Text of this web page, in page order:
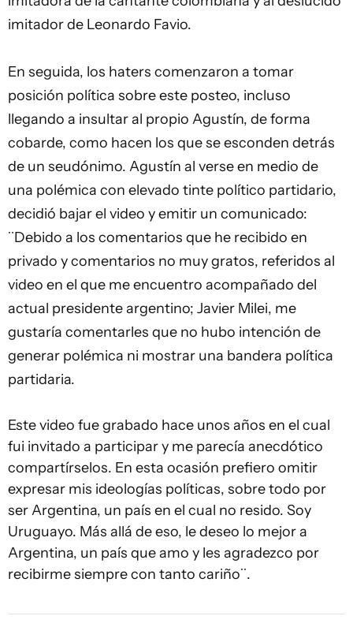
imitador de Leonardo Favio.
En seguida, los haters comenzaron a tomar
posición política sobre este posteo, incluso
llegando a insultar al propio Agustín, de forma
cobarde, como hacen los que se esconden detrás
de un seudónimo. Agustín al verse en medio de
una polémica con elevado tinte político partidario,
decidió bajar el video y emitir un comunicado:
¨Debido a los comentarios que he recibido en
privado y comentarios no muy gratos, referidos al
video en el que me encuentro acompañado del
actual presidente argentino; Javier Milei, me
gustaría comentarles que no hubo intención de
generar polémica ni mostrar una bandera política
partidaria.
Este video fue grabado hace unos años en el cual
fui invitado a participar y me parecía anecdótico
compartírselos. En esta ocasión prefiero omitir
expresar mis ideologías políticas, sobre todo por
ser Argentina, un país en el cual no resido. Soy
Uruguayo. Más allá de eso, le deseo lo mejor a
Argentina, un país que amo y les agradezco por
recibirme siempre con tanto cariño¨.